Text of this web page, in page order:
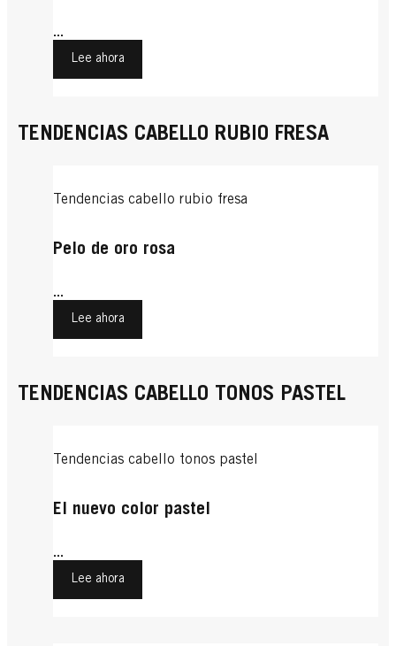
...
Lee ahora
TENDENCIAS CABELLO RUBIO FRESA
Tendencias cabello rubio fresa
Pelo de oro rosa
...
Lee ahora
TENDENCIAS CABELLO TONOS PASTEL
Tendencias cabello tonos pastel
El nuevo color pastel
...
Lee ahora